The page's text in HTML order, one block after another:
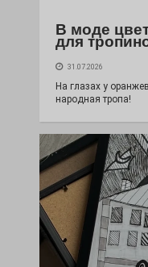
В моде
для
31.07.2026
На глазах у
народная тропа!